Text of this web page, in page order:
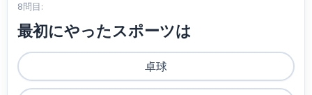
8問目:
最初にやったスポーツは
卓球